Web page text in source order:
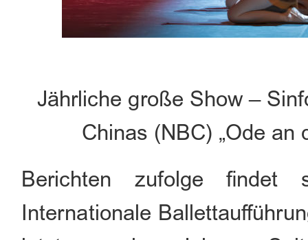
Jährliche große Show –
Chinas (NBC) „Ode an
Berichten zufolge
Internationale